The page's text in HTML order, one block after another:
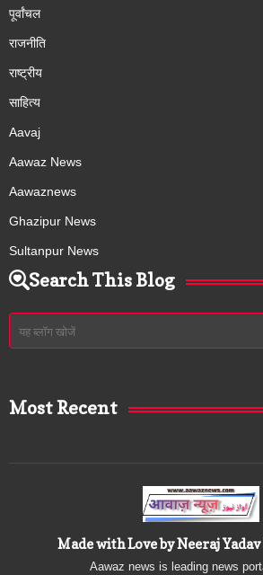
पूर्वांचल
राजनीति
राष्ट्रीय
साहित्य
Aavaj
Aawaz News
Aawaznews
Ghazipur News
Sultanpur News
Search This Blog
Most Recent
Made with Love by Neeraj
Aawaz news is leading news